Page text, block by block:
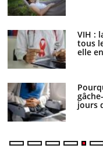
VIH :
tous
elle
jours